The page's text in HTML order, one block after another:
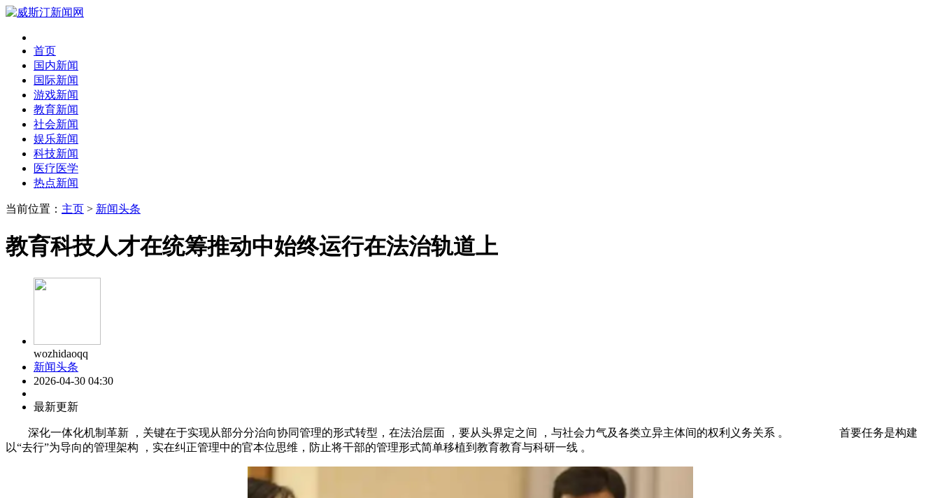
首页
国内新闻
国际新闻
游戏新闻
教育新闻
社会新闻
娱乐新闻
科技新闻
医疗医学
热点新闻
当前位置： 主页 > 新闻头条
教育科技人才在统筹推动中始终运行在法治轨道上
wozhidaoqq
新闻头条
2026-04-30 04:30
最新更新
深化一体化机制革新 ，关键在于实现从部分分治向协同管理的形式转型，在法治层面 ，要从头界定之间 ，与社会力气及各类立异主体间的权利义务关系 。 首要任务是构建
以“去行”为导向的管理架构 ，实在纠正管理中的官本位思维，防止将干部的管理形式简单移植到教育教育与科研一线 。